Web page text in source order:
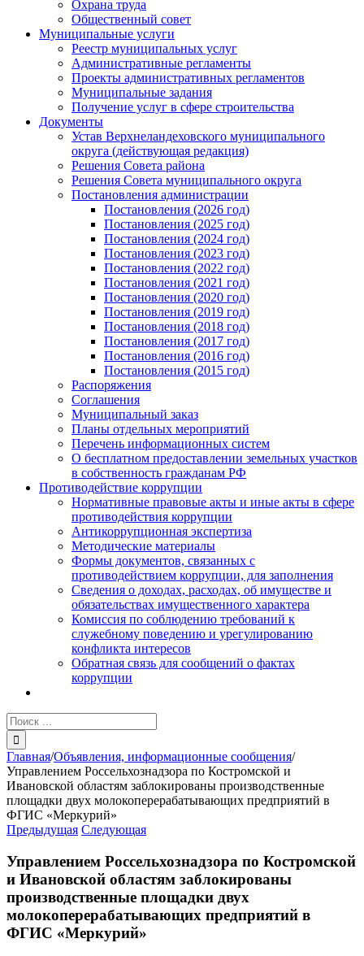
Охрана труда
Общественный совет
Муниципальные услуги
Реестр муниципальных услуг
Административные регламенты
Проекты административных регламентов
Муниципальные задания
Получение услуг в сфере строительства
Документы
Устав Верхнеландеховского муниципального
округа (действующая редакция)
Решения Совета района
Решения Совета муниципального округа
Постановления администрации
Постановления (2026 год)
Постановления (2025 год)
Постановления (2024 год)
Постановления (2023 год)
Постановления (2022 год)
Постановления (2021 год)
Постановления (2020 год)
Постановления (2019 год)
Постановления (2018 год)
Постановления (2017 год)
Постановления (2016 год)
Постановления (2015 год)
Распоряжения
Соглашения
Муниципальный заказ
Планы отдельных мероприятий
Перечень информационных систем
О бесплатном предоставлении земельных участков
в собственность гражданам РФ
Противодействие коррупции
Нормативные правовые акты и иные акты в сфере
противодействия коррупции
Антикоррупционная экспертиза
Методические материалы
Формы документов, связанных с
противодействием коррупции, для заполнения
Сведения о доходах, расходах, об имуществе и
обязательствах имущественного характера
Комиссия по соблюдению требований к
служебному поведению и урегулированию
конфликта интересов
Обратная связь для сообщений о фактах
коррупции
Результат
поиска:
Главная/Объявления, информационные сообщения/
Управлением Россельхознадзора по Костромской и
Ивановской областям заблокированы производственные
площадки двух молокоперерабатывающих предприятий в
ФГИС «Меркурий»
Предыдущая Следующая
Управлением Россельхознадзора по Костромской
и Ивановской областям заблокированы
производственные площадки двух
молокоперерабатывающих предприятий в
ФГИС «Меркурий»